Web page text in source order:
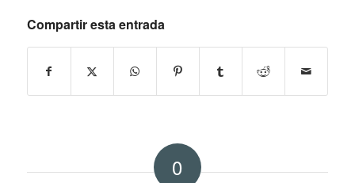
Compartir esta entrada
0